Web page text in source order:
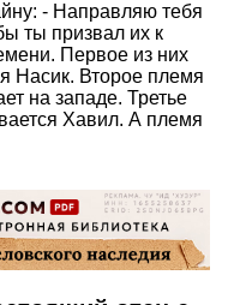
- Направляю тебя
ты призвал их к
Первое из них
Насик. Второе племя
на западе. Третье
Хавил. А племя